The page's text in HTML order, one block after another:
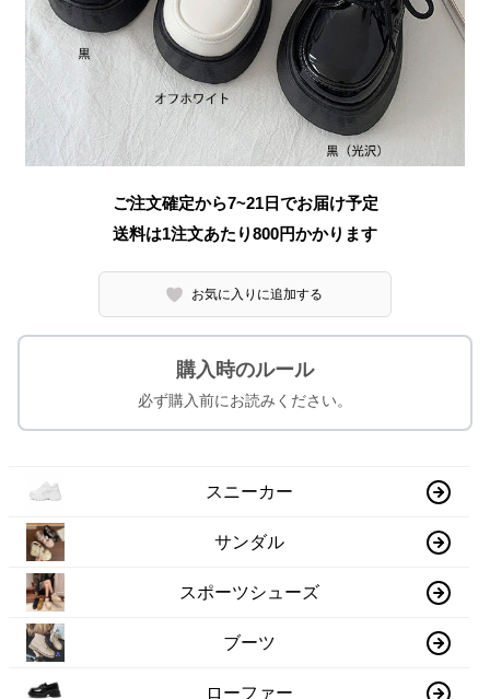
ご注文確定から7~21日でお届け予定
送料は1注文あたり800円かかります
お気に入りに追加する
購入時のルール
必ず購入前にお読みください。
スニーカー
サンダル
スポーツシューズ
ブーツ
ローファー